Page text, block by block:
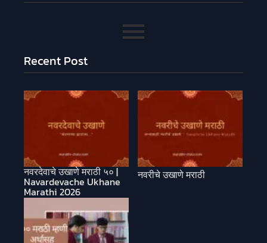
Recent Post
नवरदेवाचे उखाणे मराठी ५० |
Navardevache Ukhane
Marathi 2026
नवरीचे उखाणे मराठी